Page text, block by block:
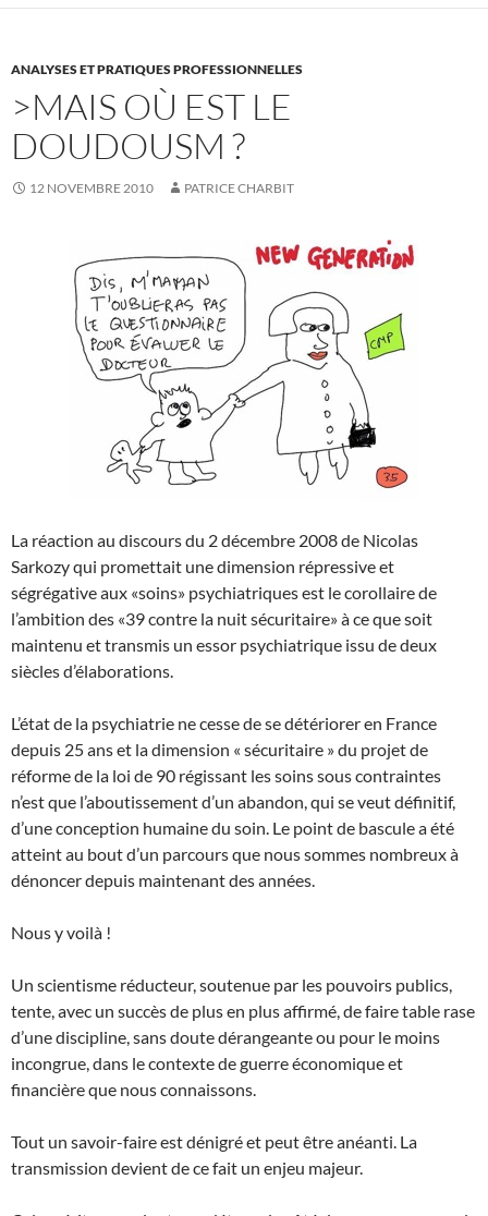
o
e
ANALYSES ET PRATIQUES PROFESSIONNELLES
>MAIS OÙ EST LE
DOUDOUSM ?
12 NOVEMBRE 2010 PATRICE CHARBIT
La réaction au discours du 2 décembre 2008 de Nicolas
Sarkozy qui promettait une dimension répressive et
ségrégative aux «soins» psychiatriques est le corollaire de
l’ambition des «39 contre la nuit sécuritaire» à ce que soit
maintenu et transmis un essor psychiatrique issu de deux
siècles d’élaborations.
L’état de la psychiatrie ne cesse de se détériorer en France
depuis 25 ans et la dimension « sécuritaire » du projet de
réforme de la loi de 90 régissant les soins sous contraintes
n’est que l’aboutissement d’un abandon, qui se veut définitif,
d’une conception humaine du soin. Le point de bascule a été
atteint au bout d’un parcours que nous sommes nombreux à
dénoncer depuis maintenant des années.
Nous y voilà !
Un scientisme réducteur, soutenue par les pouvoirs publics,
tente, avec un succès de plus en plus affirmé, de faire table rase
d’une discipline, sans doute dérangeante ou pour le moins
incongrue, dans le contexte de guerre économique et
financière que nous connaissons.
Tout un savoir-faire est dénigré et peut être anéanti. La
transmission devient de ce fait un enjeu majeur.